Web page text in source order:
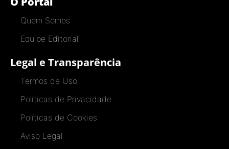
Quem Somos
Equipe Editorial
Legal e Transparência
Termos de Uso
Políticas de Privacidade
Políticas de Cookies
Aviso Legal